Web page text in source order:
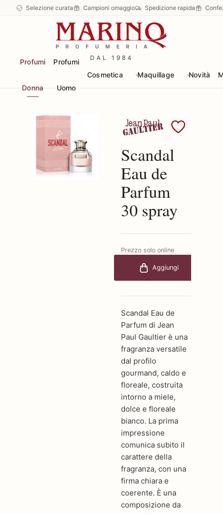
Selezione curata Campioni omaggio Spedizione rapida
DAL 1984
Profumi
Donna
Profumi
Uomo
Cosmetica Maquillage Novità
Scopri i prodotti Jean
Scandal
Eau de
Parfum
30 spray
Prezzo solo online
€63,68Aggiungi
Scandal Eau de
Parfum di Jean
Paul Gaultier è una
fragranza versatile
dal profilo
gourmand, caldo e
floreale, costruita
intorno a miele,
dolce e floreale
bianco. La prima
impressione
comunica subito il
carattere della
fragranza, con una
firma chiara e
coerente. È una
composizione da